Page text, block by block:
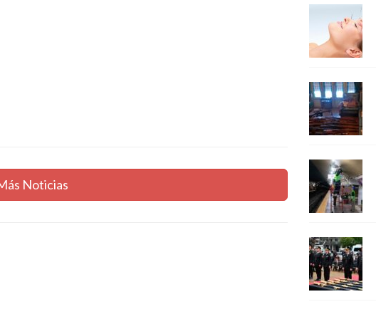
Noticias